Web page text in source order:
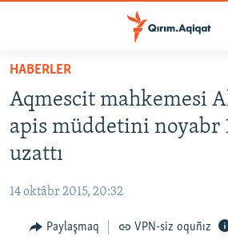
Esas
qaytmaq
Baş
navigatsiyağa
qaytmaq
Qıdıruvğa
SİYASET
İQTİSADİYAT
MEDENİYET
İNSAN AQLARI
HABERLER
Aqmescit mahkemesi
apis müddetini noyabr
uzattı
14 oktâbr 2015, 20:32
Paylaşmaq VPN-siz oquñız